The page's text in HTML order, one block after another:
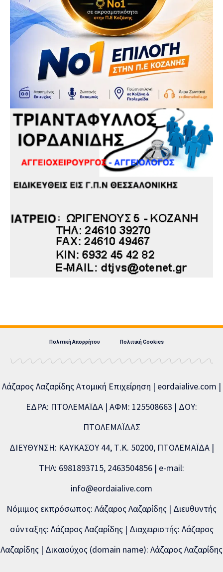
Πολιτική Απορρήτου Πολιτική Cookies
Λάζαρος Λαζαρίδης Ατομική Επιχείρηση | eordaialive.com |
ΕΔΡΑ: ΠΤΟΛΕΜΑΪΔΑ | ΑΦΜ: 125508663 | ΔΟΥ:
ΠΤΟΛΕΜΑΪΔΑΣ
ΔΙΕΥΘΥΝΣΗ: ΚΑΥΚΑΣΟΥ 44, Τ.Κ. 50200, ΠΤΟΛΕΜΑΪΔΑ |
ΤΗΛ: 6981893715, 2463504856 | e-mail:
info@eordaialive.com
Νόμιμος εκπρόσωπος: Λάζαρος Λαζαρίδης | Διευθυντής
σύνταξης: Λάζαρος Λαζαρίδης | Διαχειριστής: Λάζαρος
Λαζαρίδης | Δικαιούχος (domain name): Λάζαρος Λαζαρίδης